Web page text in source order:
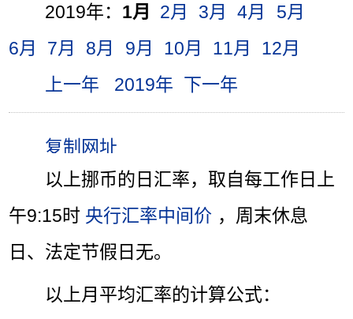
2019年： 1月 2月 3月 4月
5月
6月
7月 8月 9月 10月 11月
12月
上一年
2019年 下一年
以上挪币的日汇率，取自每工作日上
午9:15时 央行汇率中间价 ，周末休息
日、法定节假日无。
以上月平均汇率的计算公式：